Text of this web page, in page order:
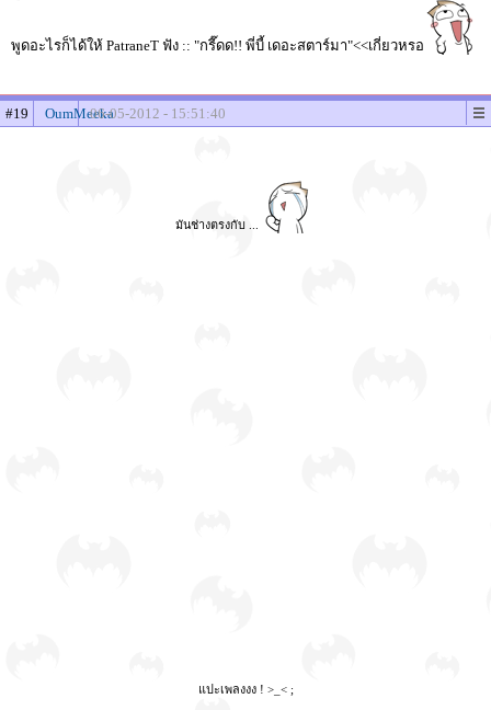
พูดอะไรก็ได้ให้ PatraneT ฟัง :: "กรี๊ดด!! พี่บี้ เดอะสตาร์มา"<<เกี่ยวหรอ
#19 OumMeeka06-05-2012 - 15:51:40
มันช่างตรงกับ ...
แปะเพลงงง ! >_< ;